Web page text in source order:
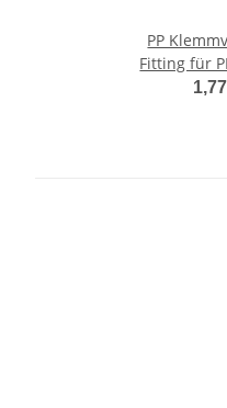
PP
Fitting für
Stück (i-